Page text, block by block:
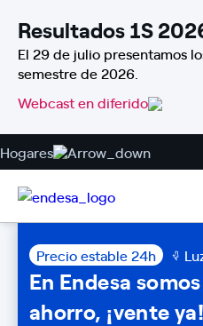
Resultados 1S
El 29 de julio presentamos
semestre de 2026.
Webcast en diferido
Hogares
Precio estable 24h
En Endesa
ahorro, ¡vente ya!